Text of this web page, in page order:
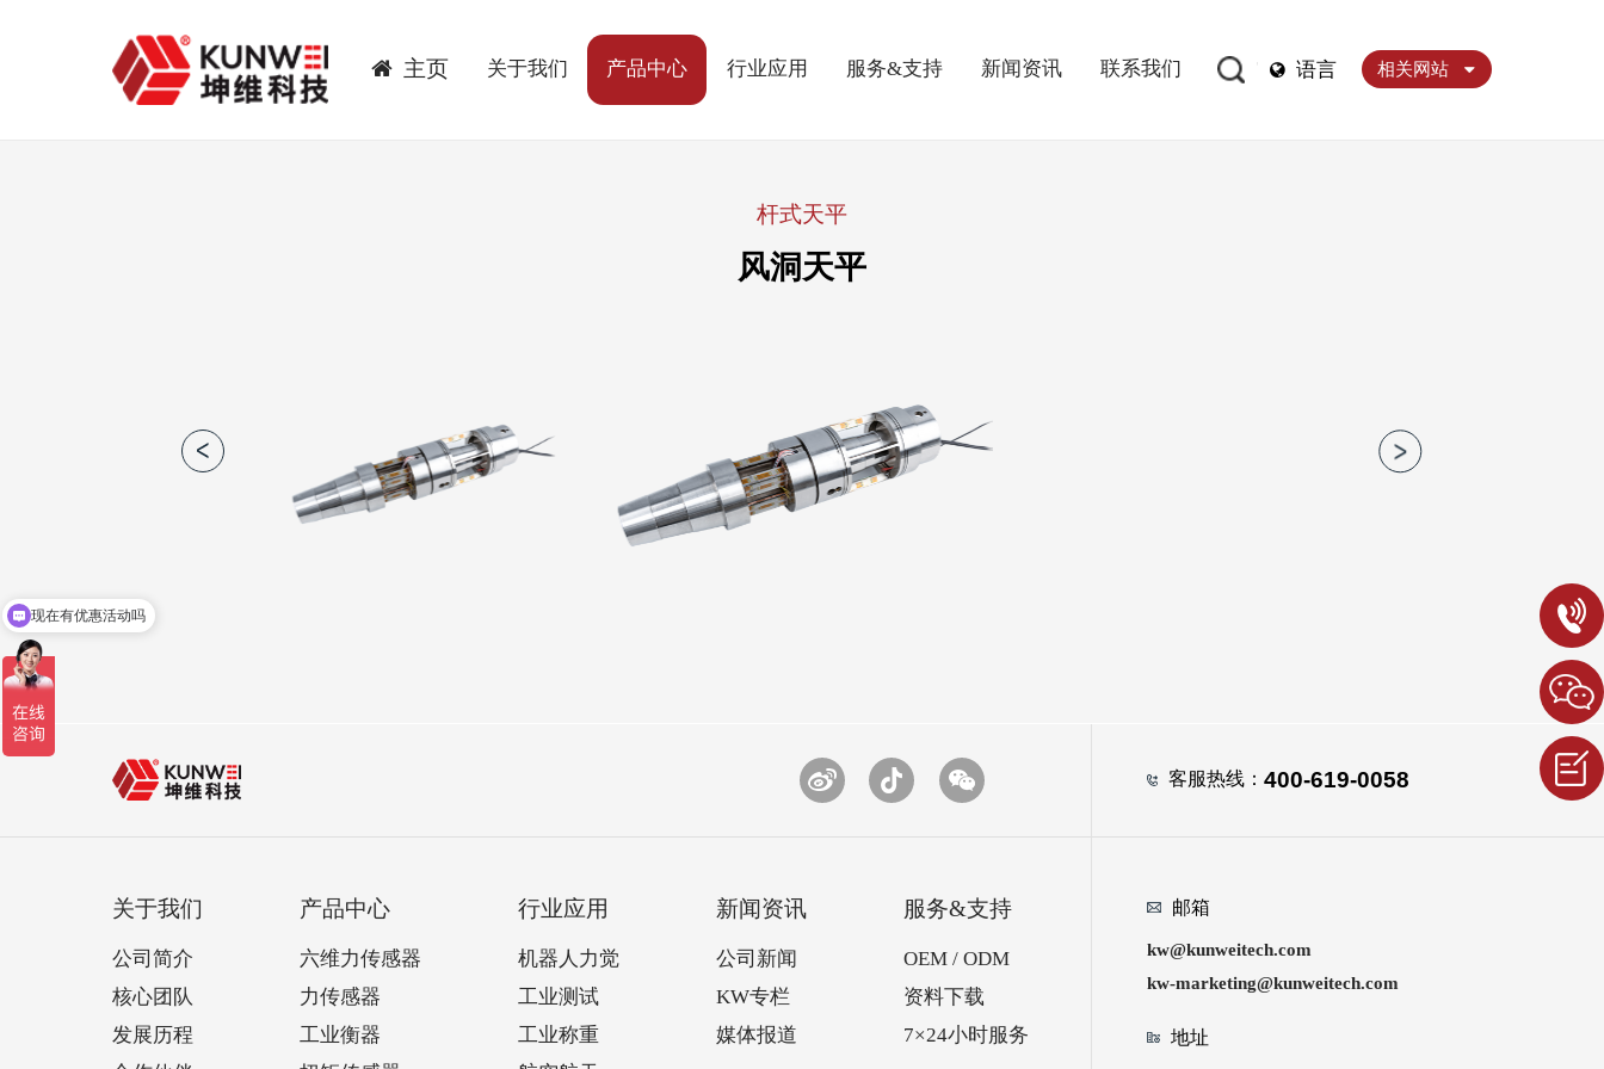
相关网站
语言
联系我们
新闻资讯
服务&支持
行业应用
产品中心
关于我们
主页
杆式天平
风洞天平
客服热线：400-619-0058
关于我们
公司简介
核心团队
发展历程
产品中心
六维力传感器
力传感器
工业衡器
行业应用
机器人力觉
工业测试
工业称重
新闻资讯
公司新闻
KW专栏
媒体报道
服务&支持
OEM / ODM
资料下载
7×24小时服务
邮箱
kw@kunweitech.com
kw-marketing@kunweitech.com
地址
现在有优惠活动吗